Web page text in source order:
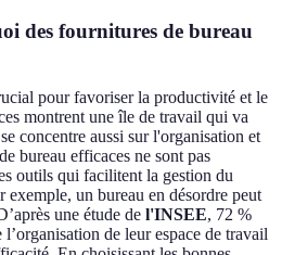
des fournitures de bureau
pour favoriser la productivité et le
montrent une île de travail qui va
concentre aussi sur l'organisation et
bureau efficaces ne sont pas
outils qui facilitent la gestion du
exemple, un bureau en désordre peut
une étude de l'INSEE, 72 %
de leur espace de travail